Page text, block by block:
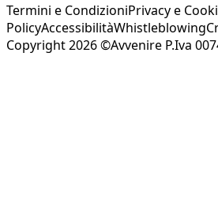
Termini e CondizioniPrivacy e
PolicyAccessibilitàWhistleblowing
Copyright 2026 ©Avvenire P.Iva